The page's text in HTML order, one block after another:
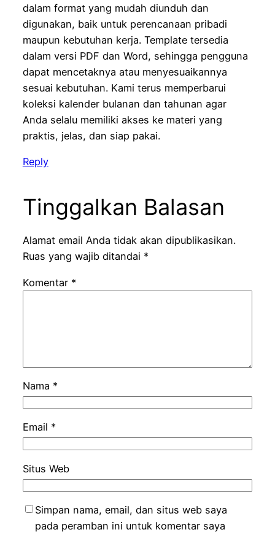
dalam format yang mudah diunduh dan
digunakan, baik untuk perencanaan pribadi
maupun kebutuhan kerja. Template tersedia
dalam versi PDF dan Word, sehingga pengguna
dapat mencetaknya atau menyesuaikannya
sesuai kebutuhan. Kami terus memperbarui
koleksi kalender bulanan dan tahunan agar
Anda selalu memiliki akses ke materi yang
praktis, jelas, dan siap pakai.
Reply
Tinggalkan Balasan
Alamat email Anda tidak akan dipublikasikan.
Ruas yang wajib ditandai *
Komentar *
Nama *
Email *
Situs Web
Simpan nama, email, dan situs web saya
pada peramban ini untuk komentar saya